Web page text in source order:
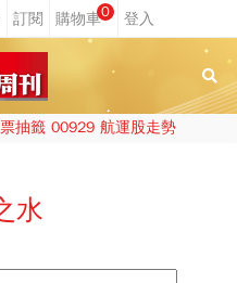
0
抽籤 00929 航運股走勢
水